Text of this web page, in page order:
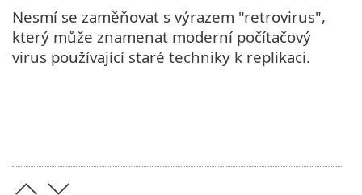
Nesmí se zaměňovat s výrazem "retrovirus",
který může znamenat moderní počítačový
virus používající staré techniky k replikaci.